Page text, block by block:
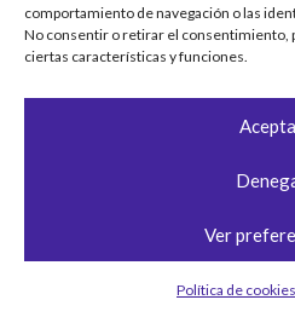
comportamiento de navegación o las
No consentir o retirar el consentimiento,
ciertas características y funciones.
Ver
Política de cookies
María Placeres en6as
compartida
11 octubre, 2025